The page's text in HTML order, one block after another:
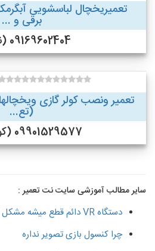
تعمیریخچال لباسشویی
برقی و ...
09169602404 (نورآباد)
تعمیر ونصب کولر گازی
(تع...
09901529577 (کوهدشت)
سایر مطالب آموزشی سایت نت تعمیر :
دستگاه VR دائم قطع میشه مشکل از کجاست
چرا کنسول بازی تصویر نداره